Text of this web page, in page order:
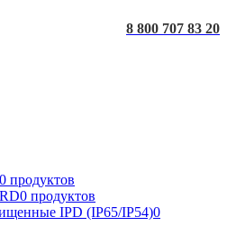
8 800 707 83 20
0 продуктов
0 продуктов
IPD (IP65/IP54)0